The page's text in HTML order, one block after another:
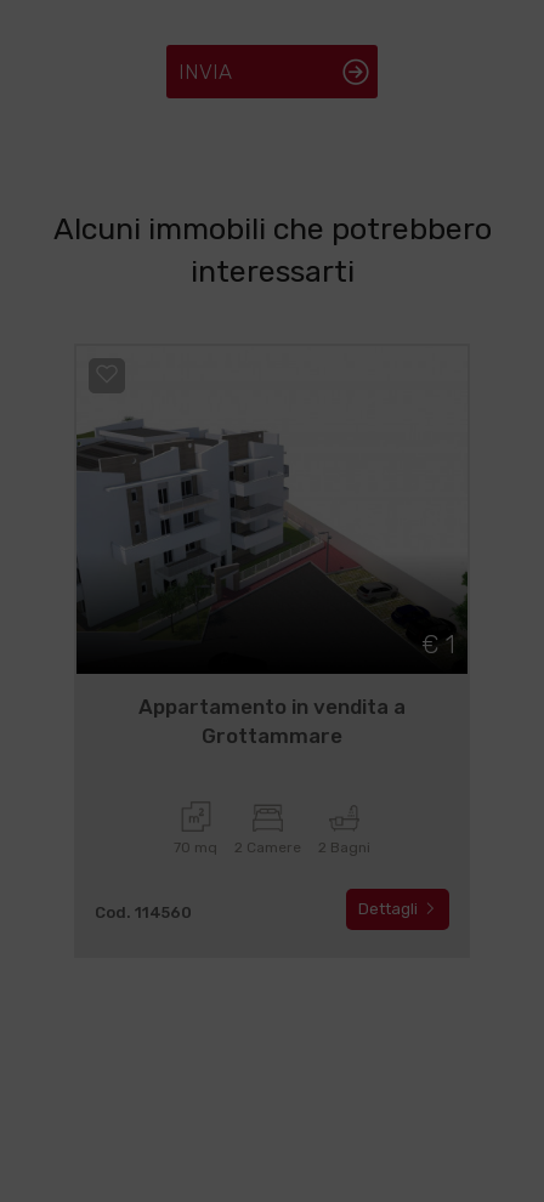
INVIA
Alcuni immobili che potrebbero
interessarti
€ 1
Appartamento in vendita a
Grottammare
70 mq 2 Camere 2 Bagni
Cod. 114560 Dettagli